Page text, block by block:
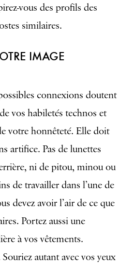
vous des profils des
similaires.
IMAGE
connexions doutent
vos habiletés technos et
votre honnêteté. Elle doit
artifice. Pas de lunettes
ni de pitou, minou ou
de travailler dans l’une de
devez avoir l’air de ce que
Portez aussi une
à vos vêtements.
autant avec vos yeux